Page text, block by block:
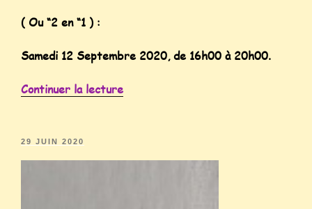
( Ou “2 en “1 ) :
Samedi 12 Septembre 2020, de 16h00 à 20h00.
Continuer la lecture
29 JUIN 2020